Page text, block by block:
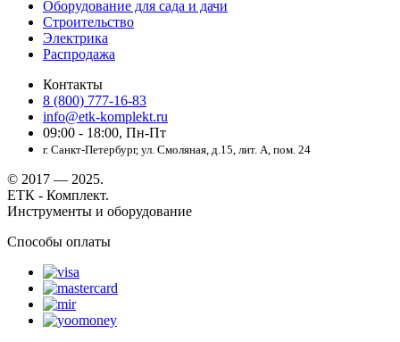
Оборудование для сада и дачи
Строительство
Электрика
Распродажа
Контакты
8 (800) 777-16-83
info@etk-komplekt.ru
09:00 - 18:00, Пн-Пт
г. Санкт-Петербург, ул. Смоляная, д.15, лит. А, пом. 24
© 2017 — 2025.
ЕТК - Комплект.
Инструменты и оборудование
Способы оплаты